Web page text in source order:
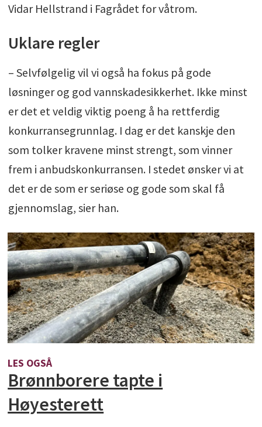
Vidar Hellstrand i Fagrådet for våtrom.
Uklare regler
– Selvfølgelig vil vi også ha fokus på gode
løsninger og god vannskadesikkerhet. Ikke minst
er det et veldig viktig poeng å ha rettferdig
konkurransegrunnlag. I dag er det kanskje den
som tolker kravene minst strengt, som vinner
frem i anbudskonkurransen. I stedet ønsker vi at
det er de som er seriøse og gode som skal få
gjennomslag, sier han.
LES OGSÅ
Brønnborere tapte i
Høyesterett